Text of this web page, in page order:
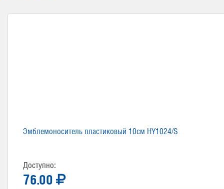
Эмблемоноситель пластиковый 10см HY1024/S
Доступно:
76.00